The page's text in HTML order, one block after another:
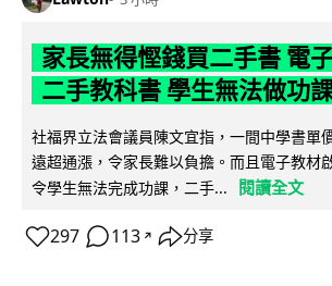
家長無得慳錢買二手書 電
二手教科書 學生無法做功
社福界立法會議員陳文宜指，一間中學書單
遠超通漲，令家長難以負擔。而且電子教材
令學生無法完成功課，二手...
閱讀全文
297 113 ↗ 分享